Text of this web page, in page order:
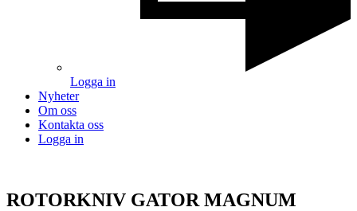
Logga in
Nyheter
Om oss
Kontakta oss
Logga in
ROTORKNIV GATOR MAGNUM